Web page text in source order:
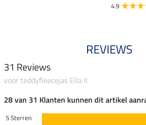
4.9
REVIEWS
31 Reviews
voor teddyfleecejas Ella II
28 van 31 Klanten kunnen dit artikel
5 Sterren